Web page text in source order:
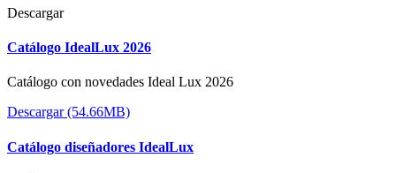
Descargar
Catálogo IdealLux 2026
Catálogo con novedades Ideal Lux 2026
Descargar (54.66MB)
Catálogo diseñadores IdealLux